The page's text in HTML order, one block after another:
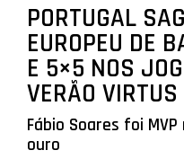
PORTUGAL
EUROPEU DE
E 5×5 NOS
VERÃO VIRTUS
Fábio Soares foi
ouro